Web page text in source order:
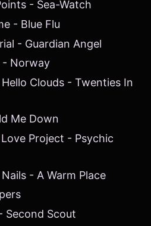
- Sea-Watch
- Blue Flu
- Guardian Angel
- Norway
Clouds - Twenties In
Me Down
Project - Psychic
- A Warm Place
Second Scout